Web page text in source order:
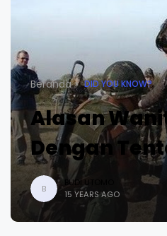
Beranda DID YOU KNOW?
Alasan
Dengan
B
BUDI UTOMO
15 YEARS AGO